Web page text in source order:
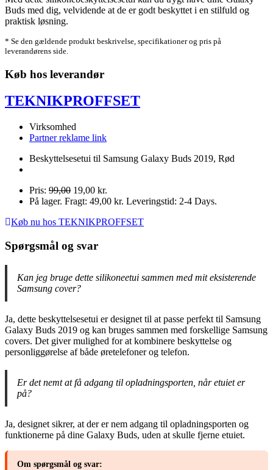
Buds med dig, velvidende at de er godt beskyttet i en stilfuld og
praktisk løsning.
* Se den gældende produkt beskrivelse, specifikationer og pris på
leverandørens side.
Køb hos leverandør
TEKNIKPROFFSET
Virksomhed
Partner reklame link
Beskyttelsesetui til Samsung Galaxy Buds 2019, Rød
Pris: 99,00 19,00 kr.
På lager. Fragt: 49,00 kr. Leveringstid: 2-4 Days.
Køb nu hos TEKNIKPROFFSET
Spørgsmål og svar
Kan jeg bruge dette silikoneetui sammen med mit eksisterende
Samsung cover?
Ja, dette beskyttelsesetui er designet til at passe perfekt til Samsung
Galaxy Buds 2019 og kan bruges sammen med forskellige Samsung
covers. Det giver mulighed for at kombinere beskyttelse og
personliggørelse af både øretelefoner og telefon.
Er det nemt at få adgang til opladningsporten, når etuiet er
på?
Ja, designet sikrer, at der er nem adgang til opladningsporten og
funktionerne på dine Galaxy Buds, uden at skulle fjerne etuiet.
Om spørgsmål og svar: